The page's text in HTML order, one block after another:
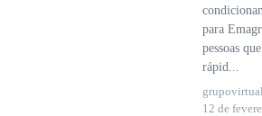
para
pessoas
rápid...
12 de